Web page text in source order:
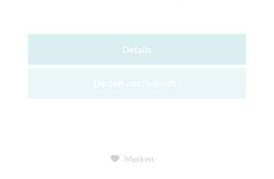
Details
Merken